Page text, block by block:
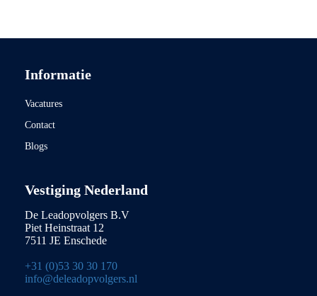
Informatie
Vacatures
Contact
Blogs
Vestiging Nederland
De Leadopvolgers B.V
Piet Heinstraat 12
7511 JE Enschede
+31 (0)53 30 30 170
info@deleadopvolgers.nl